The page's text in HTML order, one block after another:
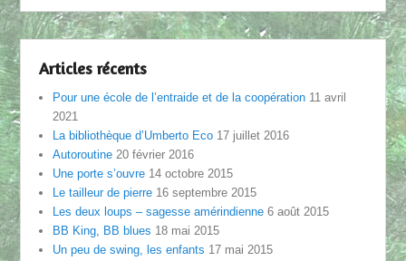
Articles récents
Pour une école de l’entraide et de la coopération 11 avril
2021
La bibliothèque d’Umberto Eco 17 juillet 2016
Autoroutine 20 février 2016
Une porte s’ouvre 14 octobre 2015
Le tailleur de pierre 16 septembre 2015
Les deux loups – sagesse amérindienne 6 août 2015
BB King, BB blues 18 mai 2015
Un peu de swing, les enfants 17 mai 2015